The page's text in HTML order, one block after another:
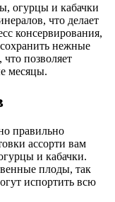
огурцы и кабачки
что делает
консервирования,
нежные
позволяет
месяцы.
правильно
ассорти вам
и кабачки.
плоды, так
испортить всю